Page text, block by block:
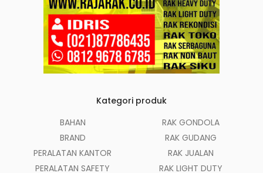
Kategori produk
BAHAN
BRAND
PERALATAN KANTOR
PERALATAN SAFETY
RAK GONDOLA
RAK GUDANG
RAK JUALAN
RAK LIGHT DUTY